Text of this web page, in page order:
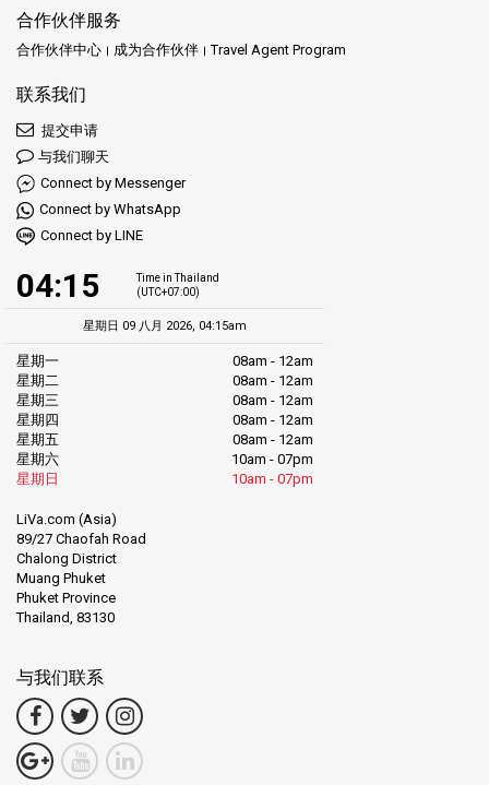
合作伙伴服务
合作伙伴中心 成为合作伙伴 Travel Agent Program
联系我们
提交申请
与我们聊天
Connect by Messenger
Connect by WhatsApp
Connect by LINE
04:15
Time in Thailand
(UTC+07:00)
星期日 09 八月 2026, 04:15am
星期一
08am - 12am
星期二
08am - 12am
星期三
08am - 12am
星期四
08am - 12am
星期五
08am - 12am
星期六
10am - 07pm
星期日
10am - 07pm
LiVa.com (Asia)
89/27 Chaofah Road
Chalong District
Muang Phuket
Phuket Province
Thailand, 83130
与我们联系